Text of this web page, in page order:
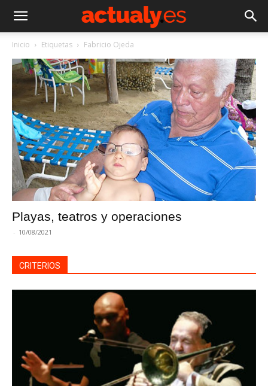
Inicio Etiquetas Fabricio Ojeda
Playas, teatros y operaciones
- 10/08/2021
CRITERIOS